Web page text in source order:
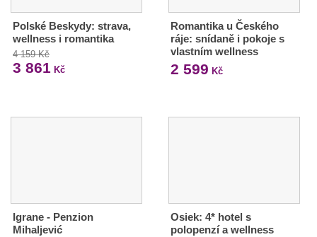
Polské Beskydy: strava,
wellness i romantika
4 159 Kč
3 861 Kč
Romantika u Českého
ráje: snídaně i pokoje s
vlastním wellness
2 599 Kč
Igrane - Penzion
Mihaljević
Osiek: 4* hotel s
polopenzí a wellness